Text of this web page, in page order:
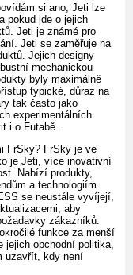
si ano, Jeti lze
pokud jde o jejich
Jeti je známé pro
Jeti se zaměřuje na
Jejich designy
mechanickou
byly maximálně
typické, důraz na
tak často jako
experimentálních
i o Futabě.
FrSky? FrSky je ve
je Jeti, více inovativní
Nabízí produkty,
a technologiím.
se neustále vyvíjejí,
aby
zákazníků.
funkce za menší
jejich obchodní politika,
uzavřít, kdy není